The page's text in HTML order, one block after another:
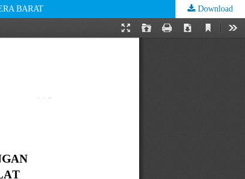
BARAT Download